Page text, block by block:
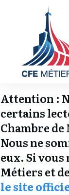
Attention :
certains
Chambre
Nous ne
eux. Si vous
Métiers et
le site